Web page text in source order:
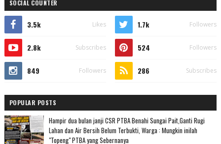
SOCIAL COUNTER
3.5k Likes 1.7k Followers
2.8k Subscribes 524 Followers
849 Followers 286 Subscribes
POPULAR POSTS
Hampir dua bulan janji CSR PTBA Benahi Sungai Pait,Ganti Rugi
Lahan dan Air Bersih Belum Terbukti, Warga : Mungkin inilah
"Topeng" PTBA yang Sebernanya